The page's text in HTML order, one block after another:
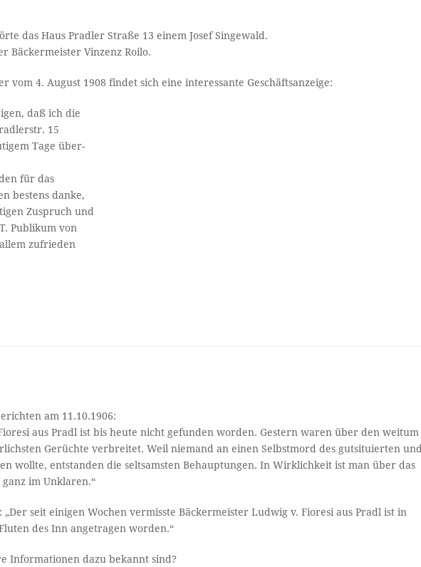
das Haus Pradler Straße 13 einem Josef Singewald.
Bäckermeister Vinzenz Roilo.
vom 4. August 1908 findet sich eine interessante Geschäftsanzeige:
daß ich die
15
Tage über-
für das
bestens danke,
Zuspruch und
Publikum von
zufrieden
am 11.10.1906:
aus Pradl ist bis heute nicht gefunden worden. Gestern waren über den weitum
Gerüchte verbreitet. Weil niemand an einen Selbstmord des gutsituierten und
wollte, entstanden die seltsamsten Behauptungen. In Wirklichkeit ist man über das
ganz im Unklaren.“
seit einigen Wochen vermisste Bäckermeister Ludwig v. Fioresi aus Pradl ist in
des Inn angetragen worden.“
Informationen dazu bekannt sind?